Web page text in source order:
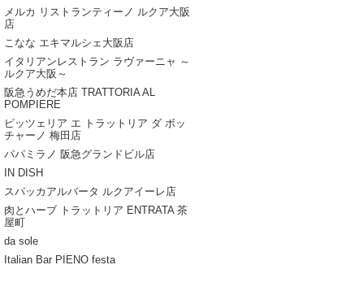
メルカ リストランティーノ ルクア大阪
店
こなな エキマルシェ大阪店
イタリアンレストラン ラヴァーニャ ～
ルクア大阪～
阪急うめだ本店 TRATTORIA AL
POMPIERE
ピッツェリア エ トラットリア ダ ボッ
チャーノ 梅田店
パパミラノ 阪急グランドビル店
IN DISH
スパッカアルバータ ルクアイーレ店
肉とハーブ トラットリア ENTRATA 茶
屋町
da sole
Italian Bar PIENO festa